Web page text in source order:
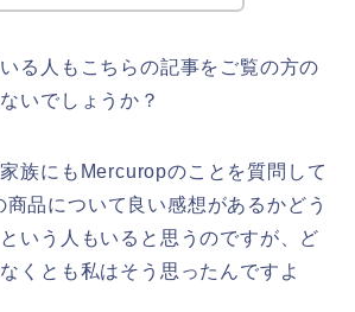
る人もこちらの記事をご覧の方の
いでしょうか？
族にもMercuropのことを質問して
品について良い感想があるかどう
いう人もいると思うのですが、ど
くとも私はそう思ったんですよ